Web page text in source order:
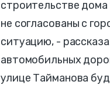
строительстве
не согласованы с
ситуацию, -
автомобильных
улице Тайманова